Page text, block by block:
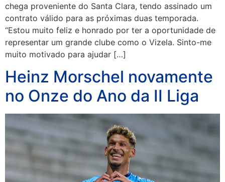
chega proveniente do Santa Clara, tendo assinado um
contrato válido para as próximas duas temporada.
“Estou muito feliz e honrado por ter a oportunidade de
representar um grande clube como o Vizela. Sinto-me
muito motivado para ajudar […]
Heinz Morschel novamente
no Onze do Ano da II Liga